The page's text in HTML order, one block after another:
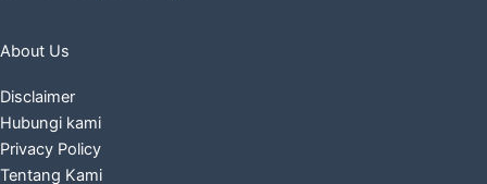
About Us
Disclaimer
Hubungi kami
Privacy Policy
Tentang Kami